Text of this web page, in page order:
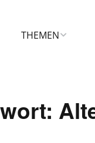
THEMEN